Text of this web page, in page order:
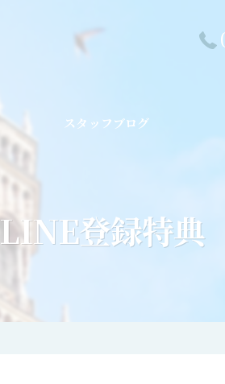
スタッフブログ
LINE登録特